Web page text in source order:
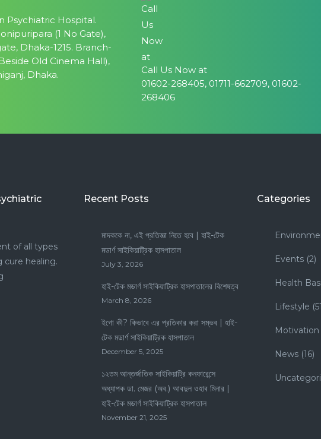
Psychiatric Hospital.
(1 No Gate),
Dhaka-1215. Branch-
Old Cinema Hall),
Dhaka.
Call Us Now at
01602-268405, 01711-662709, 01602-
268406
of all types
cure healing.
Recent Posts
মাদককে না, এই প্রতিজ্ঞা নিতে হবে | হাই-টেক
মডার্ণ সাইকিয়াট্রিক হাসপাতাল
July 3, 2026
হাই-টেক মডার্ণ সাইকিয়াট্রিক হাসপাতালের বিশেষত্ব
March 8, 2026
ইগো কী? কিভাবে এর প্রতিকার করা সম্ভব | হাই-
টেক মডার্ণ সাইকিয়াট্রিক হাসপাতাল
December 5, 2025
১২তম আন্তর্জাতিক সাইকিয়াট্রি কনফারেন্সে
অধ্যাপক ডা. মেজর (অব.) আবদুল ওহাব মিনার |
হাই-টেক মডার্ণ সাইকিয়াট্রিক হাসপাতাল
November 21, 2025
Categories
Events (2)
Health
Lifestyle
Motivation
News (16)